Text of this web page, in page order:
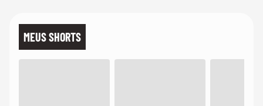
MEUS SHORTS